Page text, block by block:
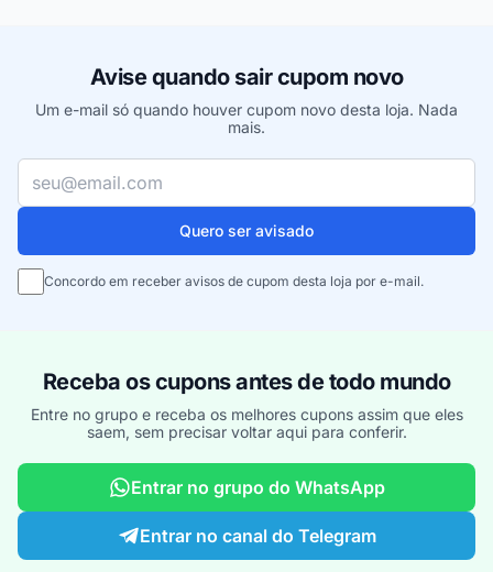
Avise quando sair cupom novo
Um e-mail só quando houver cupom novo desta loja. Nada
mais.
Quero ser avisado
Concordo em receber avisos de cupom desta loja por e-mail.
Receba os cupons antes de todo mundo
Entre no grupo e receba os melhores cupons assim que eles
saem, sem precisar voltar aqui para conferir.
Entrar no grupo do WhatsApp
Entrar no canal do Telegram